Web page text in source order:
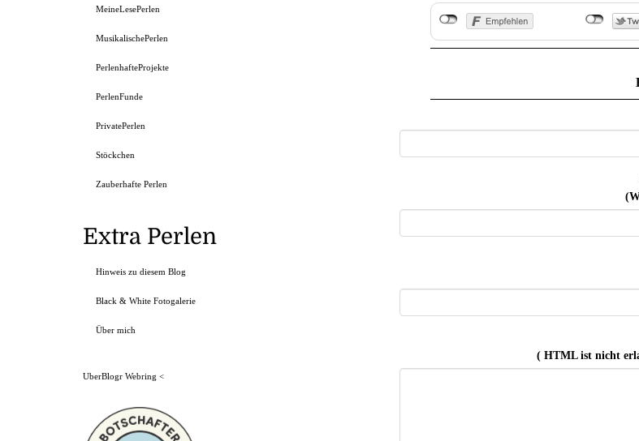
( HTML ist nicht
MeineLesePerlen
MusikalischePerlen
PerlenhafteProjekte
PerlenFunde
PrivatePerlen
Stöckchen
Zauberhafte Perlen
Extra Perlen
Hinweis zu diesem Blog
Black & White Fotogalerie
Über mich
UberBlogr Webring <